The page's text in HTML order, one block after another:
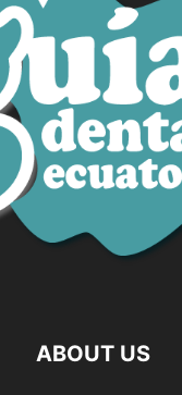
ABOUT US